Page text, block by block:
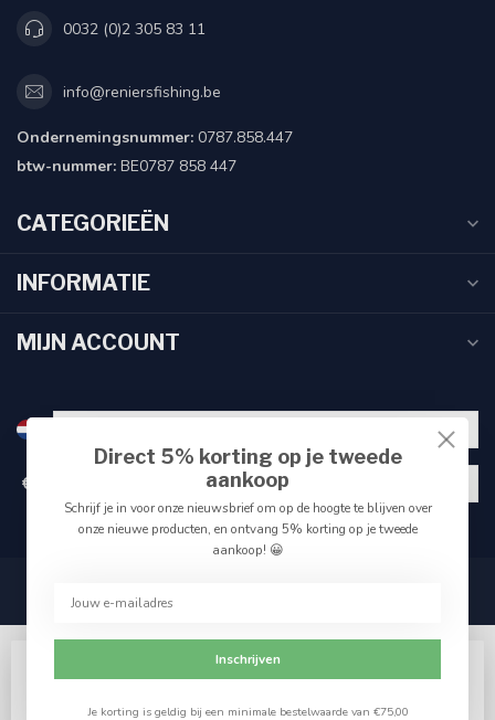
0032 (0)2 305 83 11
info@reniersfishing.be
Ondernemingsnummer: 0787.858.447
btw-nummer: BE0787 858 447
CATEGORIEËN
INFORMATIE
MIJN ACCOUNT
€
Wij slaan cookies op om onze website te verbeteren.
Direct 5% korting op je tweede
aankoop
Schrijf je in voor onze nieuwsbrief om op de hoogte te blijven over
onze nieuwe producten, en ontvang 5% korting op je tweede
aankoop! 😀
Inschrijven
Je korting is geldig bij een minimale bestelwaarde van €75,00